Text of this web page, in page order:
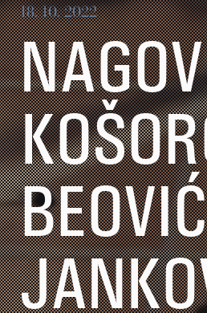
18. 10. 2022